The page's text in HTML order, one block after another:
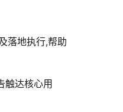
落地执行,帮助
触达核心用